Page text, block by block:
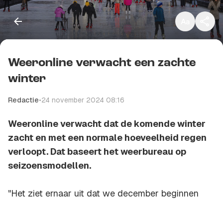
Kopieer link
Weeronline verwacht een zachte
winter
Redactie•24 november 2024 08:16
Weeronline verwacht dat de komende winter
zacht en met een normale hoeveelheid regen
verloopt. Dat baseert het weerbureau op
seizoensmodellen.
"Het ziet ernaar uit dat we december beginnen